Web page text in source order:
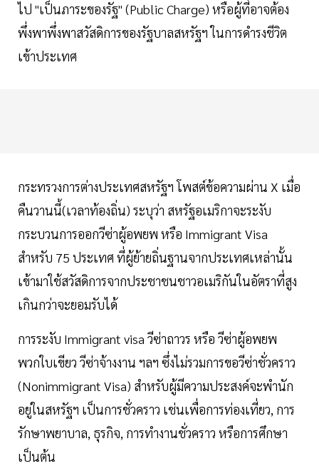
ไป "เป็นภาระของรัฐ" (Public Charge) หรือผู้ที่อาจต้อง
พึ่งพาพึ่งพาสวัสดิการของรัฐบาลสหรัฐฯ ในการดำรงชีวิต
เข้าประเทศ
กระทรวงการต่างประเทศสหรัฐฯ โพสต์ข้อความผ่าน X เมื่อ
คืนวานนี้(เวลาท้องถิ่น) ระบุว่า สหรัฐอเมริกาจะระงับ
กระบวนการออกวีซ่าผู้อพยพ หรือ Immigrant Visa
สำหรับ 75 ประเทศ ที่ผู้ย้ายถิ่นฐานจากประเทศเหล่านั้น
เข้ามาใช้สวัสดิการจากประชาชนชาวอเมริกันในอัตราที่สูง
เกินกว่าจะยอมรับได้
การระงับ Immigrant visa วีซ่าถาวร หรือ วีซ่าผู้อพยพ
พวกใบเขียว วีซ่าจ้างงาน ฯลฯ ซึ่งไม่รวมการขอวีซ่าชั่วคราว
(Nonimmigrant Visa) สำหรับผู้มีความประสงค์จะพำนัก
อยู่ในสหรัฐฯ เป็นการชั่วคราว เช่นเพื่อการท่องเที่ยว, การ
รักษาพยาบาล, ธุรกิจ, การทำงานชั่วคราว หรือการศึกษา
เป็นต้น